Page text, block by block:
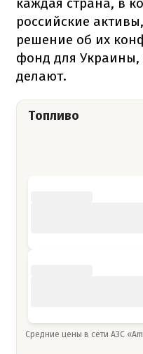
российские
решение об их
фонд для Украины,
делают.
Топливо
Средние цены в сети АЗС